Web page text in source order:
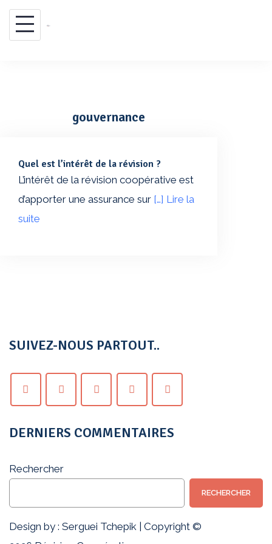
Skip
gouvernance
Quel est l’intérêt de la révision ?
L’intérêt de la révision coopérative est
d’apporter une assurance sur […] Lire la
suite
SUIVEZ-NOUS PARTOUT..
DERNIERS COMMENTAIRES
Rechercher
RECHERCHER
Design by : Serguei Tchepik Copyright ©